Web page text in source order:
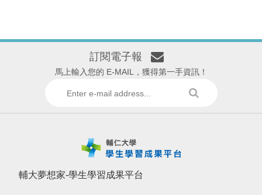
訂閱電子報
馬上輸入您的 E-MAIL，獲得第一手資訊！
輔大夢想家-學生學習成果平台